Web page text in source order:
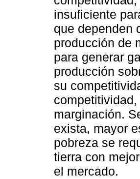
insuficiente
que dependen
producción de
para generar
producción
su
marginación.
exista, mayor
pobreza se
tierra con
el mercado.